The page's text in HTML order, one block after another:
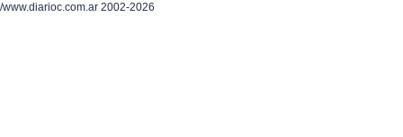
/www.diarioc.com.ar 2002-2026